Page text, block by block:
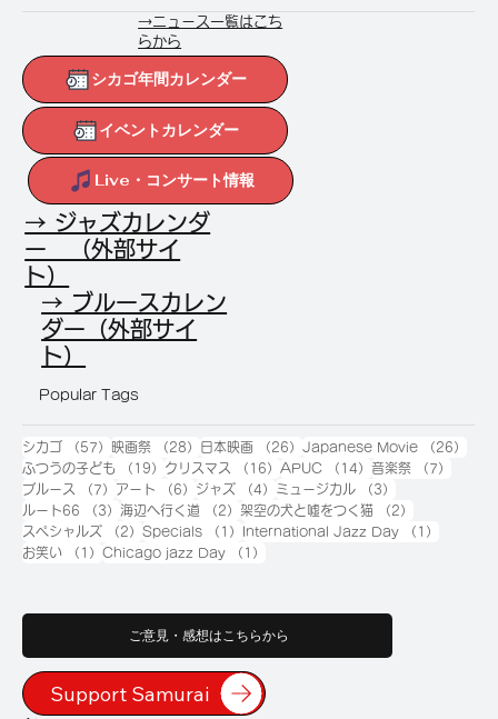
→ニュース一覧はこち
らから
シカゴ年間カレンダー
イベントカレンダー
Live・コンサート情報
→ ジャズカレンダ
ー （外部サイ
ト）
→ ブルースカレン
ダー（外部サイ
ト）
Popular Tags
シカゴ （57） 57件の記事
映画祭 （28） 28件の記事
日本映画 （26） 26件の記事
Japanese Movie （26）
ふつうの子ども
（19） 19件の記事
クリスマス （16） 16件の記事
APUC （14） 14件の記事
音楽祭 （7）
ブルース
（7） 7件の記事
アート （6） 6件の記事
ジャズ （4） 4件の記事
ミュージカル （3）
ルート66
（3） 3件の記事
海辺へ行く道 （2） 2件の記事
架空の犬と嘘をつく猫 （2）
スペシャルズ
（2） 2件の記事
Specials （1） 1件の記事
International Jazz Day （1）
お笑い
（1） 1件の記事
Chicago jazz Day （1）
ご意見・感想はこちらから
Support Samurai